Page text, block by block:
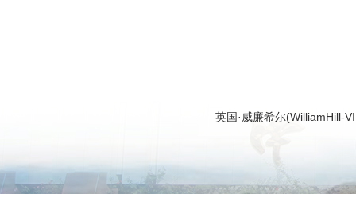
英国·威廉希尔(WilliamHill-